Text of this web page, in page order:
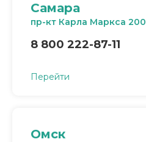
Самара
пр-кт Карла Маркса 200
8 800 222-87-11
Перейти
Омск